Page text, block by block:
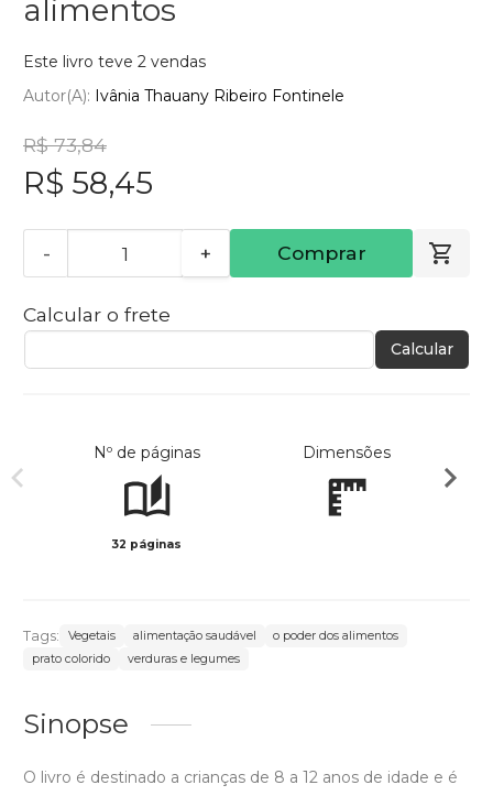
alimentos
Este livro teve 2 vendas
Autor(a): Ivânia Thauany Ribeiro Fontinele
R$ 73,84
R$ 58,45
- + Comprar
Calcular o frete
Calcular
Nº de páginas
32 páginas
Dimensões
Tags: Vegetais alimentação saudável
o poder dos alimentos
prato colorido
verduras e legumes
Sinopse
O livro é destinado a crianças de 8 a 12 anos de idade e é